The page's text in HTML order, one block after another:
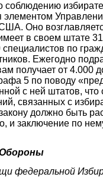
соблюдению
элементом
Оно
в своем штате
по
Ежегодно
получает от 4.000
5 по поводу
с ней штатов, что
связанных с
должно быть
и заключение по
федеральной